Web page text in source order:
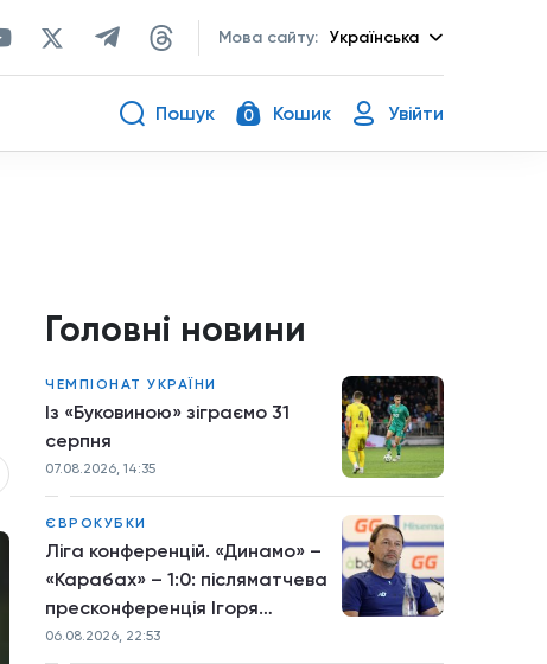
Мова сайту: Українська
Пошук 0 Кошик Увійти
Головні новини
ЧЕМПІОНАТ УКРАЇНИ
Із «Буковиною» зіграємо 31
серпня
07.08.2026, 14:35
ЄВРОКУБКИ
Ліга конференцій. «Динамо» –
«Карабах» – 1:0: післяматчева
пресконференція Ігоря
Костюка
06.08.2026, 22:53